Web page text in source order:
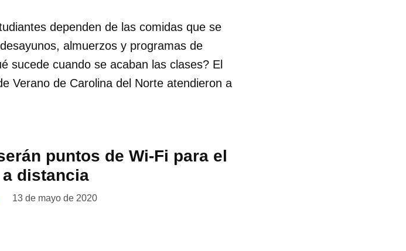
dependen de las comidas que se
almuerzos y programas de
sucede cuando se acaban las clases? El
Verano de Carolina del Norte atendieron a
puntos de Wi-Fi para el
distancia
13 de mayo de 2020